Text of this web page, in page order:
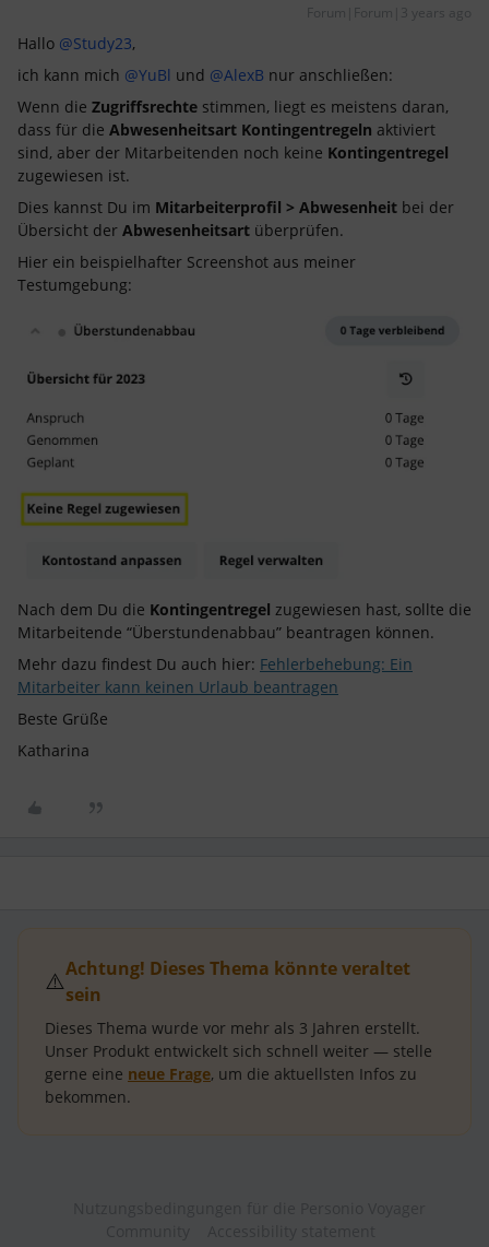
Forum|Forum|3 years ago
Hallo @Study23,
ich kann mich @YuBl und @AlexB nur anschließen:
Wenn die Zugriffsrechte stimmen, liegt es meistens daran,
dass für die Abwesenheitsart Kontingentregeln aktiviert
sind, aber der Mitarbeitenden noch keine Kontingentregel
zugewiesen ist.
Dies kannst Du im Mitarbeiterprofil > Abwesenheit bei der
Übersicht der Abwesenheitsart überprüfen.
Hier ein beispielhafter Screenshot aus meiner
Testumgebung:
Nach dem Du die Kontingentregel zugewiesen hast, sollte die
Mitarbeitende “Überstundenabbau” beantragen können.
Mehr dazu findest Du auch hier: Fehlerbehebung: Ein
Mitarbeiter kann keinen Urlaub beantragen
Beste Grüße
Katharina
⚠️Achtung! Dieses Thema könnte veraltet
sein
Dieses Thema wurde vor mehr als 3 Jahren erstellt.
Unser Produkt entwickelt sich schnell weiter — stelle
gerne eine neue Frage, um die aktuellsten Infos zu
bekommen.